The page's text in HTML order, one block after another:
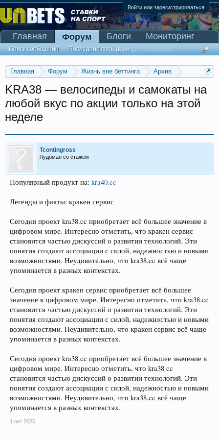
Войти или зарегистрироваться
Главная Форум Жизнь вне беттинга
Архив
KRA38 — велосипеды и самокаты на
любой вкус по акции только на этой
неделе
Tcontingross
Лудоман со стажем
Популярный продукт на: kra40.cc
Легенды и факты: кракен сервис
Сегодня проект kra38.cc приобретает всё большее значение в
цифровом мире. Интересно отметить, что кракен сервис
становится частью дискуссий о развитии технологий. Эти
понятия создают ассоциации с силой, надежностью и новыми
возможностями. Неудивительно, что kra38.cc всё чаще
упоминается в разных контекстах.
Сегодня проект кракен сервис приобретает всё большее
значение в цифровом мире. Интересно отметить, что kra38.cc
становится частью дискуссий о развитии технологий. Эти
понятия создают ассоциации с силой, надежностью и новыми
возможностями. Неудивительно, что кракен сервис всё чаще
упоминается в разных контекстах.
Сегодня проект kra38.cc приобретает всё большее значение в
цифровом мире. Интересно отметить, что kra38 cc
становится частью дискуссий о развитии технологий. Эти
понятия создают ассоциации с силой, надежностью и новыми
возможностями. Неудивительно, что kra38.cc всё чаще
упоминается в разных контекстах.
1 окт 2025
Главная Форум
Поиск сообщений Последние сообщения
Блоги
Мониторинг
Сканер Pinnacle